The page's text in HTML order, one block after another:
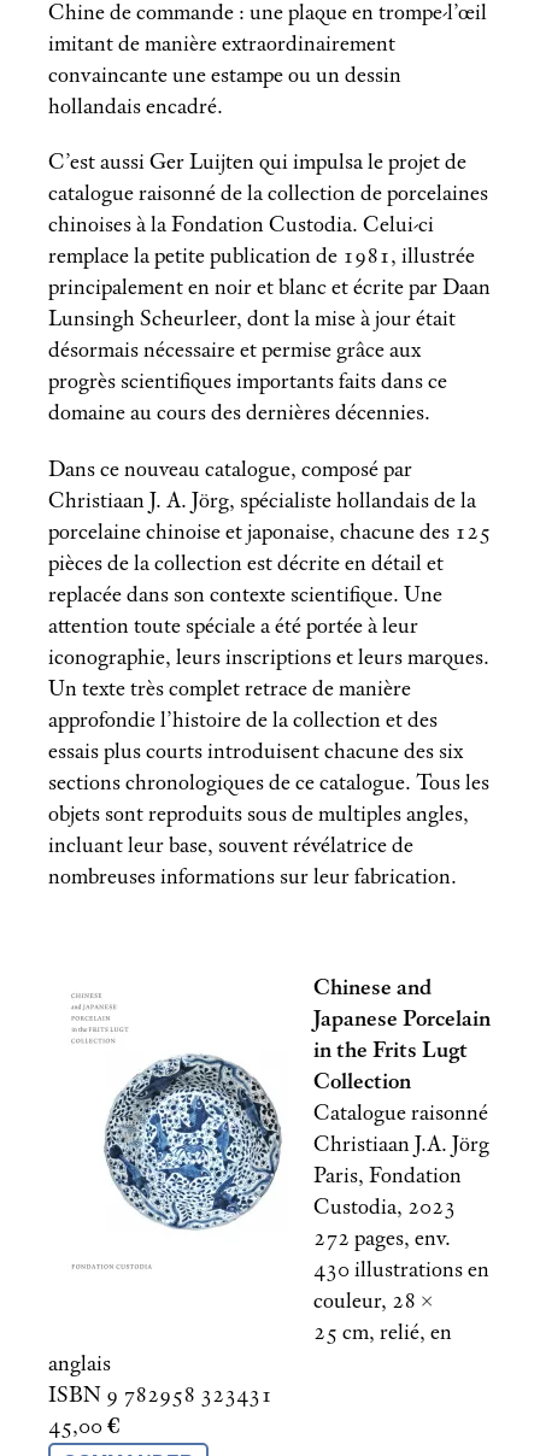
Chine de commande : une plaque en trompe-l’œil
imitant de manière extraordinairement
convaincante une estampe ou un dessin
hollandais encadré.
C’est aussi Ger Luijten qui impulsa le projet de
catalogue raisonné de la collection de porcelaines
chinoises à la Fondation Custodia. Celui-ci
remplace la petite publication de 1981, illustrée
principalement en noir et blanc et écrite par Daan
Lunsingh Scheurleer, dont la mise à jour était
désormais nécessaire et permise grâce aux
progrès scientifiques importants faits dans ce
domaine au cours des dernières décennies.
Dans ce nouveau catalogue, composé par
Christiaan J. A. Jörg, spécialiste hollandais de la
porcelaine chinoise et japonaise, chacune des 125
pièces de la collection est décrite en détail et
replacée dans son contexte scientifique. Une
attention toute spéciale a été portée à leur
iconographie, leurs inscriptions et leurs marques.
Un texte très complet retrace de manière
approfondie l’histoire de la collection et des
essais plus courts introduisent chacune des six
sections chronologiques de ce catalogue. Tous les
objets sont reproduits sous de multiples angles,
incluant leur base, souvent révélatrice de
nombreuses informations sur leur fabrication.
Chinese and
Japanese Porcelain
in the Frits Lugt
Collection
Catalogue raisonné
Christiaan J.A. Jörg
Paris, Fondation
Custodia, 2023
272 pages, env.
430 illustrations en
couleur, 28 ×
25 cm, relié, en
anglais
ISBN 9 782958 323431
45,00 €